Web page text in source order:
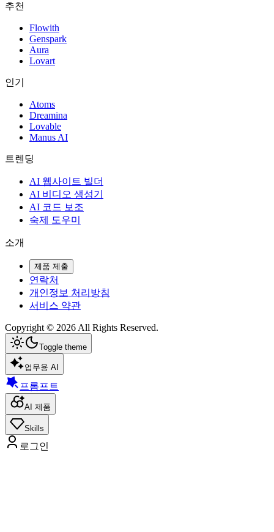
추천
Flowith
Genspark
Aura
Lovart
인기
Atoms
Dreamina
Lovable
Manus AI
트렌딩
AI 웹사이트 빌더
AI 비디오 생성기
AI 코드 보조
숙제 도우미
소개
제품 제출
연락처
개인정보 처리방침
서비스 약관
Copyright © 2026 All Rights Reserved.
Toggle theme
업무용 AI
프롬프트
AI 제품
Skills
로그인